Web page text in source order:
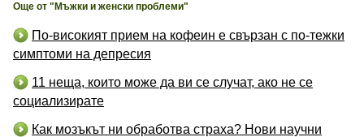
Още от "Мъжки и женски проблеми"
По-високият прием на кофеин е свързан с по-тежки
симптоми на депресия
11 неща, които може да ви се случат, ако не се
социализирате
Как мозъкът ни обработва страха? Нови научни